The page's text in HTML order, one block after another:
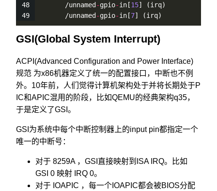
      /unnamed
-gpio-in[15] (irq)
      /unnamed
-gpio-in[7] (irq)
GSI(Global System Interrupt)
ACPI(Advanced Configuration and Power Interface)
规范 为x86机器定义了统一的配置接口，中断也不例
外。10年前，人们觉得计算机架构处于并将长期处于P
IC和APIC混用的阶段，比如QEMU的经典架构q35，
于是定义了GSI。
GSI为系统中每个中断控制器上的input pin都指定一个
唯一的中断号：
对于 8259A ，GSI直接映射到ISA IRQ。比如
GSI 0 映射 IRQ 0。
对于 IOAPIC ，每一个IOAPIC都会被BIOS分配